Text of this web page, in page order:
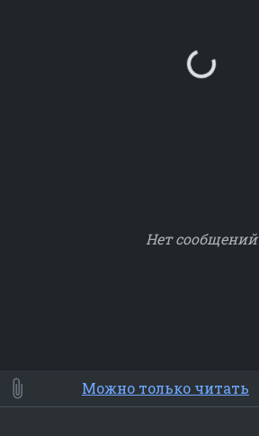
Loading...
Нет сообщений
⭐ Мои Smile
Смайлики
Люди Животные Еда
Можно только читать